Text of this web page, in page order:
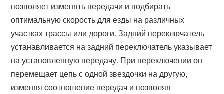
позволяет изменять передачи и подбирать
оптимальную скорость для езды на различных
участках трассы или дороги. Задний переключатель
устанавливается на задний переключатель указывает
на установленную передачу. При переключении он
перемещает цепь с одной звездочки на другую,
изменяя соотношение передач и позволяя